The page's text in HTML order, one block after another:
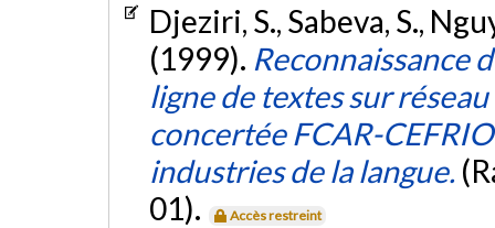
Djeziri, S., Sabeva, S.,
(1999). Reconnaissance
ligne de textes sur
concertée FCAR-
industries de la langue.
01).
Accès restreint